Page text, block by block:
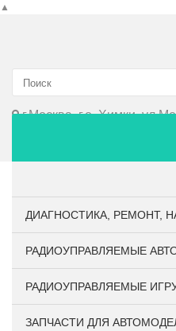
▲
г.Москва, г.о. Химки,
ДИАГНОСТИКА, РЕМОНТ,
РАДИОУПРАВЛЯЕМЫЕ
РАДИОУПРАВЛЯЕМЫЕ
ЗАПЧАСТИ ДЛЯ